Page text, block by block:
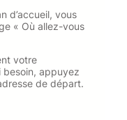
d’accueil, vous
« Où allez-vous
votre
besoin, appuyez
de départ.